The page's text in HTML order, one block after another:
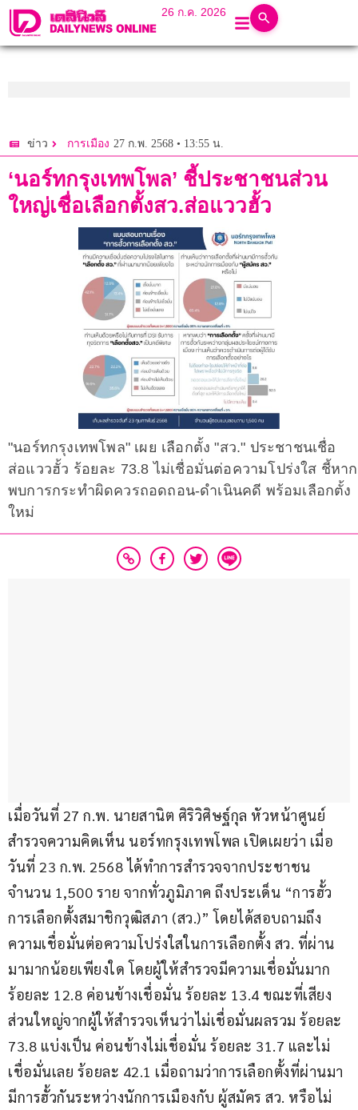
26 ก.ค. 2026
ข่าว การเมือง 27 ก.พ. 2568 • 13:55 น.
‘นอร์ทกรุงเทพโพล’ ชี้ประชาชนส่วน
ใหญ่เชื่อเลือกตั้งสว.ส่อแววฮั้ว
"นอร์ทกรุงเทพโพล" เผย เลือกตั้ง "สว." ประชาชนเชื่อ
ส่อแววฮั้ว ร้อยละ 73.8 ไม่เชื่อมั่นต่อความโปร่งใส ชี้หาก
พบการกระทำผิดควรถอดถอน-ดำเนินคดี พร้อมเลือกตั้ง
ใหม่
เมื่อวันที่ 27 ก.พ. นายสานิต ศิริวิศิษฐ์กุล หัวหน้าศูนย์
สำรวจความคิดเห็น นอร์ทกรุงเทพโพล เปิดเผยว่า เมื่อ
วันที่ 23 ก.พ. 2568 ได้ทำการสำรวจจากประชาชน
จำนวน 1,500 ราย จากทั่วภูมิภาค ถึงประเด็น “การฮั้ว
การเลือกตั้งสมาชิกวุฒิสภา (สว.)” โดยได้สอบถามถึง
ความเชื่อมั่นต่อความโปร่งใสในการเลือกตั้ง สว. ที่ผ่าน
มามากน้อยเพียงใด โดยผู้ให้สำรวจมีความเชื่อมั่นมาก
ร้อยละ 12.8 ค่อนข้างเชื่อมั่น ร้อยละ 13.4 ขณะที่เสียง
ส่วนใหญ่จากผู้ให้สำรวจเห็นว่าไม่เชื่อมั่นผลรวม ร้อยละ
73.8 แบ่งเป็น ค่อนข้างไม่เชื่อมั่น ร้อยละ 31.7 และไม่
เชื่อมั่นเลย ร้อยละ 42.1 เมื่อถามว่าการเลือกตั้งที่ผ่านมา
มีการฮั้วกันระหว่างนักการเมืองกับ ผู้สมัคร สว. หรือไม่